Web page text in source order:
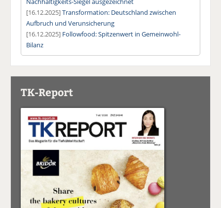
[16.12.2025]Transformation: Deutschland zwischen
Aufbruch und Verunsicherung
[16.12.2025] Followfood: Spitzenwert in Gemeinwohl-
Bilanz
TK-Report